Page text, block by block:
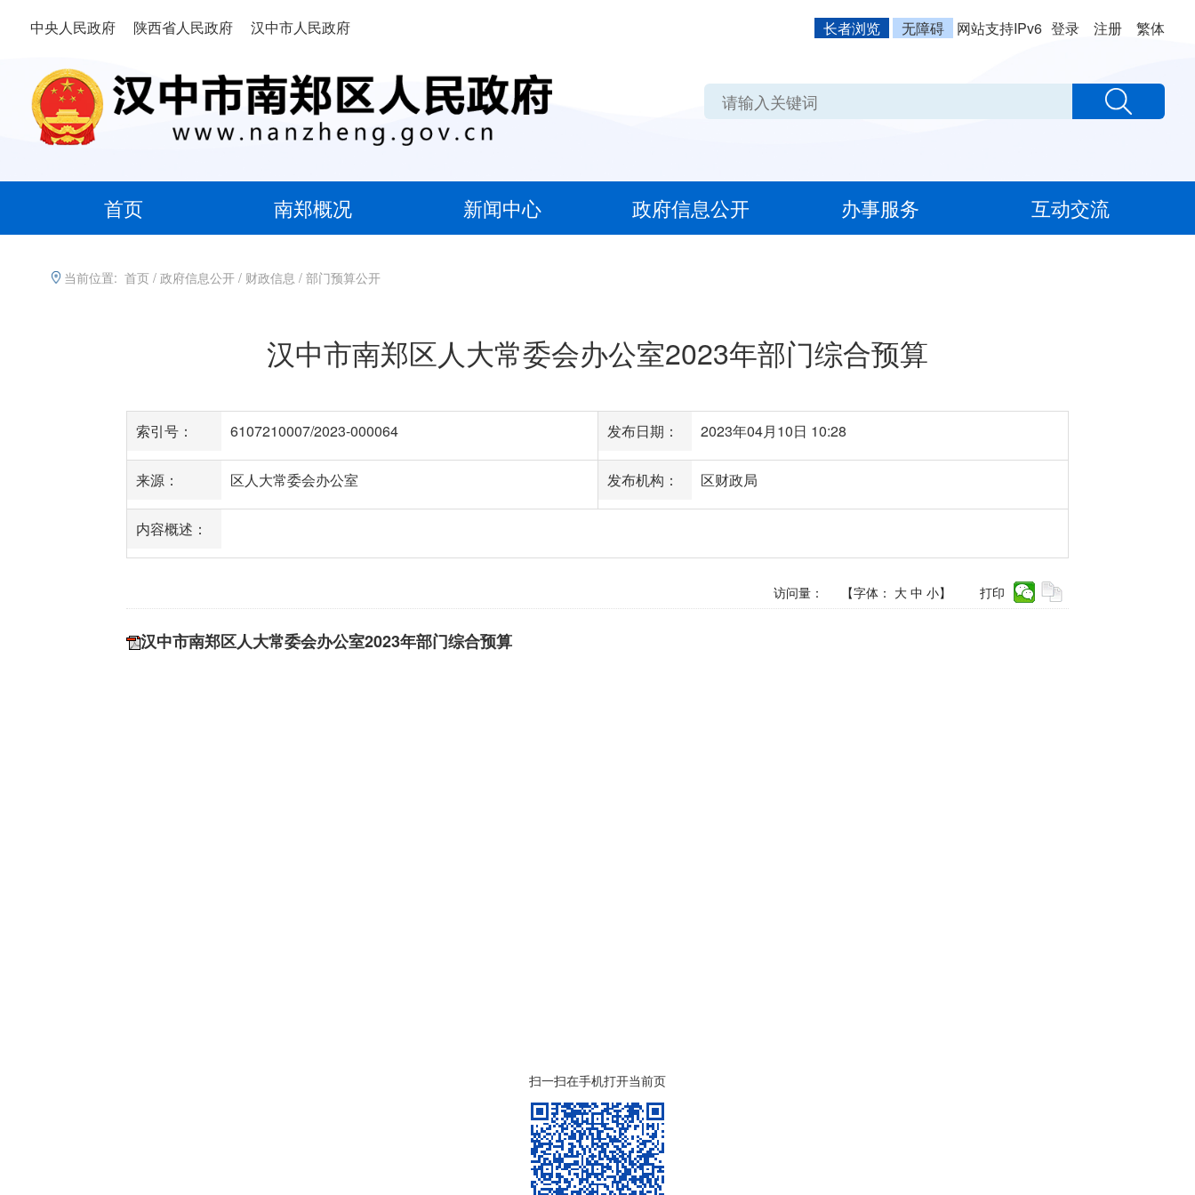
中央人民政府 陕西省人民政府 汉中市人民政府 长者浏览 无障碍 网站支持IPv6 登录 注册 繁体
首页 南郑概况 新闻中心 政府信息公开 办事服务 互动交流
当前位置: 首页 / 政府信息公开 / 财政信息 / 部门预算公开
汉中市南郑区人大常委会办公室2023年部门综合预算
索引号： 6107210007/2023-000064 发布日期： 2023年04月10日 10:28
来源： 区人大常委会办公室 发布机构： 区财政局
内容概述：
访问量： 【字体： 大 中 小】 打印
汉中市南郑区人大常委会办公室2023年部门综合预算
扫一扫在手机打开当前页